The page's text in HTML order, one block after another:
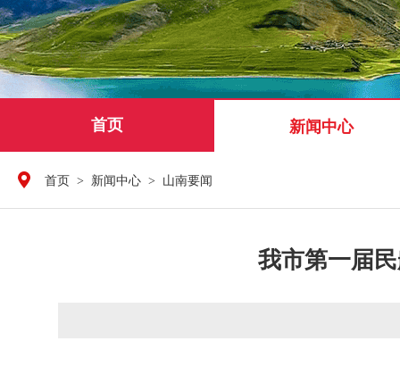
首页 新闻中心
首页 > 新闻中心 > 山南要闻
我市第一届